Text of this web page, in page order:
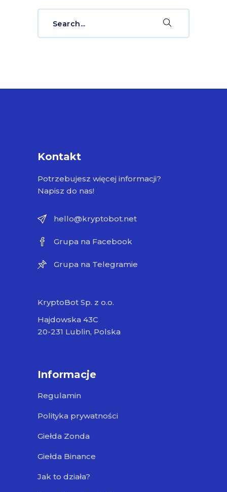
Kontakt
Potrzebujesz więcej informacji?
Napisz do nas!
hello@kryptobot.net
Grupa na Facebook
Grupa na Telegramie
KryptoBot Sp. z o.o.
Hajdowska 43C
20-231 Lublin, Polska
Informacje
Regulamin
Polityka prywatności
Giełda Zonda
Giełda Binance
Jak to działa?